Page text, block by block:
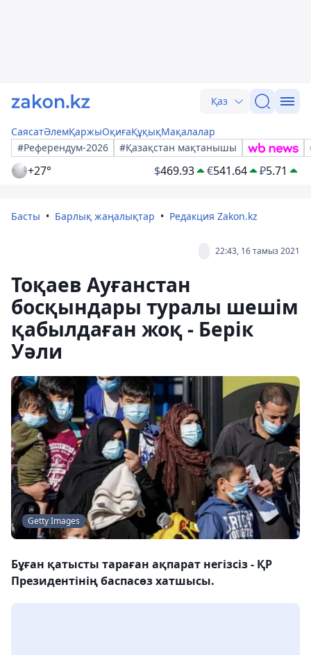
Қаз
СаясатӘлемҚаржыОқиғаҚұқықМақалалар
#Референдум-2026
#Қазақстан мақтанышы
+27° $469.93 €541.64 ₽5.71
Басты Барлық жаңалықтар Редакция Zakon.kz
22:43, 16 тамыз 2021
Тоқаев Ауғанстан
босқындары туралы шешім
қабылдаған жоқ - Берік
Уәли
Getty Images
Бұған қатысты тараған ақпарат негізсіз - ҚР
Президентінің баспасөз хатшысы.